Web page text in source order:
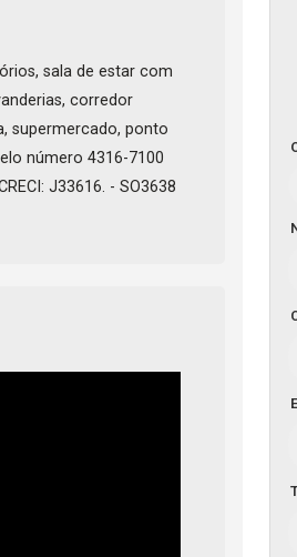
sala de estar com
corredor
supermercado, ponto
número 4316-7100
J33616. - SO3638